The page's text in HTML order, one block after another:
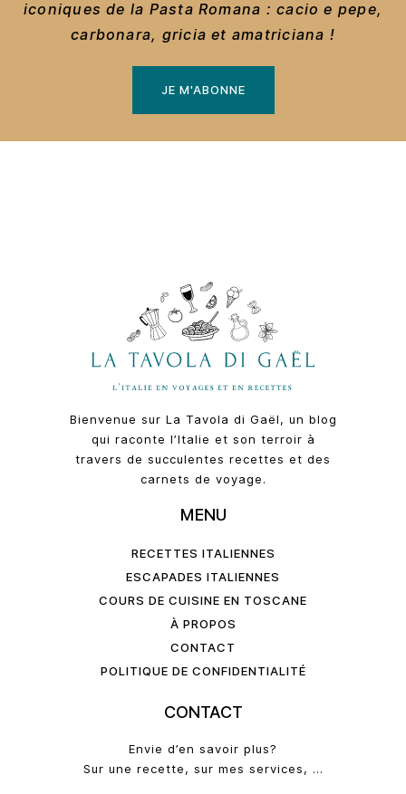
iconiques de la Pasta Romana : cacio e pepe,
carbonara, gricia et amatriciana !
JE M'ABONNE
Bienvenue sur La Tavola di Gaël, un blog
qui raconte l’Italie et son terroir à
travers de succulentes recettes et des
carnets de voyage.
MENU
RECETTES ITALIENNES
ESCAPADES ITALIENNES
COURS DE CUISINE EN TOSCANE
À PROPOS
CONTACT
POLITIQUE DE CONFIDENTIALITÉ
CONTACT
Envie d’en savoir plus?
Sur une recette, sur mes services, …